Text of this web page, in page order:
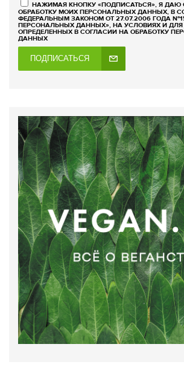
НАЖИМАЯ КНОПКУ «ПОДПИСАТЬСЯ», Я ДАЮ
ОБРАБОТКУ МОИХ ПЕРСОНАЛЬНЫХ ДАННЫХ, В
ФЕДЕРАЛЬНЫМ ЗАКОНОМ ОТ 27.07.2006 ГОДА
ПЕРСОНАЛЬНЫХ ДАННЫХ», НА УСЛОВИЯХ И ДЛЯ
ОПРЕДЕЛЕННЫХ В СОГЛАСИИ НА ОБРАБОТКУ
ДАННЫХ
ПОДПИСАТЬСЯ